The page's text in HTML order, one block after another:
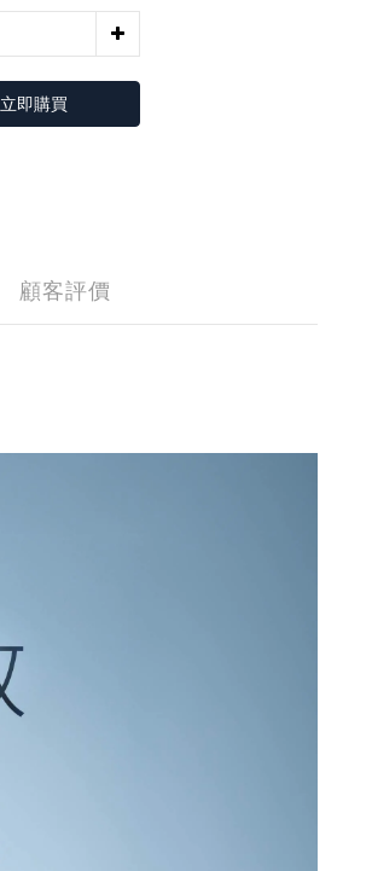
立即購買
顧客評價